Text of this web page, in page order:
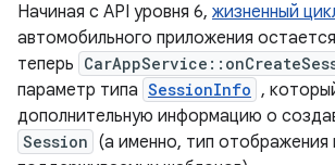
Начиная с API уровня 6, жизненный
автомобильного приложения
теперь
параметр типа SessionInfo ,
дополнительную информацию о
Session (а именно, тип отображения